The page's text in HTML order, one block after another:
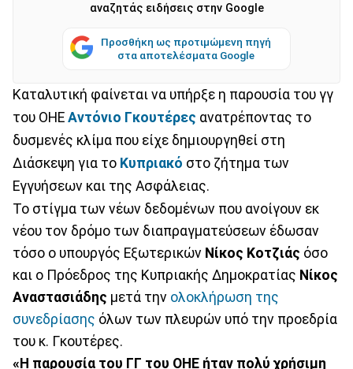
αναζητάς ειδήσεις στην Google
Προσθήκη ως προτιμώμενη πηγή
στα αποτελέσματα Google
Καταλυτική φαίνεται να υπήρξε η παρουσία του γγ
του ΟΗΕ Αντόνιο Γκουτέρες ανατρέποντας το
δυσμενές κλίμα που είχε δημιουργηθεί στη
Διάσκεψη για το Κυπριακό στο ζήτημα των
Εγγυήσεων και της Ασφάλειας.
Το στίγμα των νέων δεδομένων που ανοίγουν εκ
νέου τον δρόμο των διαπραγματεύσεων έδωσαν
τόσο ο υπουργός Εξωτερικών Νίκος Κοτζιάς όσο
και ο Πρόεδρος της Κυπριακής Δημοκρατίας Νίκος
Αναστασιάδης μετά την ολοκλήρωση της
συνεδρίασης όλων των πλευρών υπό την προεδρία
του κ. Γκουτέρες.
«Η παρουσία του ΓΓ του ΟΗΕ ήταν πολύ χρήσιμη